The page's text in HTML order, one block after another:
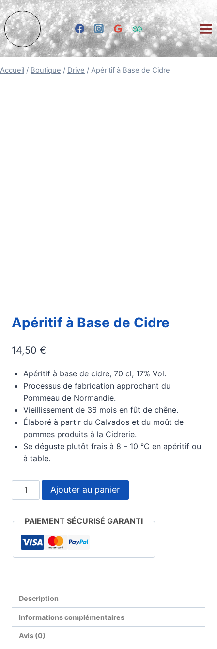
Aller
au
contenu
Accueil / Boutique / Drive / Apéritif à Base de Cidre
Apéritif à Base de Cidre
14,50 €
Apéritif à base de cidre, 70 cl, 17% Vol.
Processus de fabrication approchant du
Pommeau de Normandie.
Vieillissement de 36 mois en fût de chêne.
Élaboré à partir du Calvados et du moût de
pommes produits à la Cidrerie.
Se déguste plutôt frais à 8 – 10 °C en apéritif ou
à table.
quantité
de
à
Base
Cidre
Ajouter au panier
PAIEMENT SÉCURISÉ GARANTI
Description
Informations complémentaires
Avis (0)